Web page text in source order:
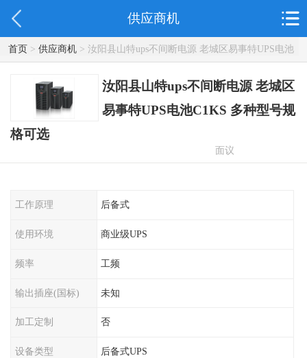
供应商机
首页> 供应商机> 汝阳县山特ups不间断电源 老城区易事特UPS电池
C1KS 多种型号规格可选
汝阳县山特ups不间断电源 老城区
易事特UPS电池C1KS 多种型号规
格可选
面议
工作原理 后备式
使用环境 商业级UPS
频率 工频
输出插座(国标) 未知
加工定制 否
设备类型 后备式UPS